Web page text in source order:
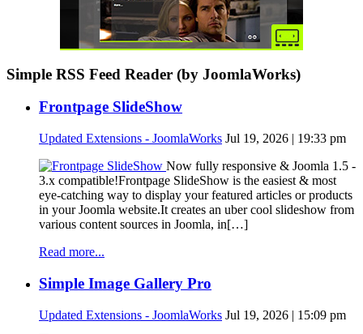
Simple RSS Feed Reader (by JoomlaWorks)
Frontpage SlideShow
Updated Extensions - JoomlaWorks Jul 19, 2026 | 19:33 pm
Now fully responsive & Joomla 1.5 -
3.x compatible!Frontpage SlideShow is the easiest & most
eye-catching way to display your featured articles or products
in your Joomla website.It creates an uber cool slideshow from
various content sources in Joomla, in[…]
Read more...
Simple Image Gallery Pro
Updated Extensions - JoomlaWorks Jul 19, 2026 | 15:09 pm